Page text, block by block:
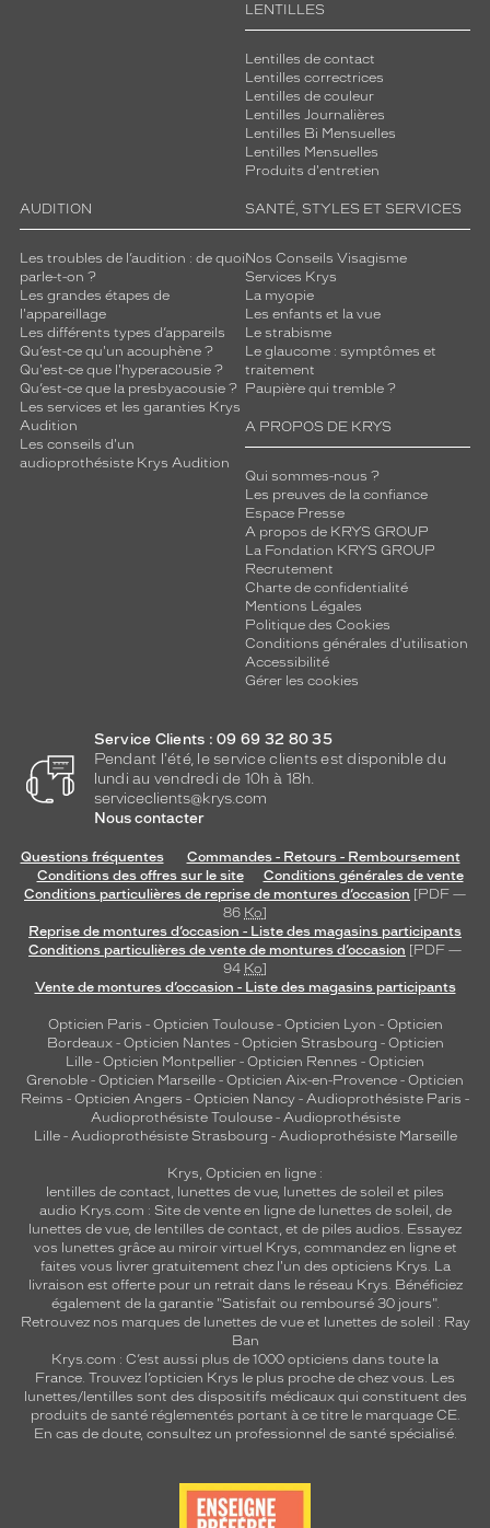
LENTILLES
Lentilles de contact
Lentilles correctrices
Lentilles de couleur
Lentilles Journalières
Lentilles Bi Mensuelles
Lentilles Mensuelles
Produits d'entretien
AUDITION
Les troubles de l’audition : de quoi
parle-t-on ?
Les grandes étapes de
l'appareillage
Les différents types d’appareils
Qu’est-ce qu'un acouphène ?
Qu'est-ce que l'hyperacousie ?
Qu’est-ce que la presbyacousie ?
Les services et les garanties Krys
Audition
Les conseils d'un
audioprothésiste Krys Audition
SANTÉ, STYLES ET SERVICES
Nos Conseils Visagisme
Services Krys
La myopie
Les enfants et la vue
Le strabisme
Le glaucome : symptômes et
traitement
Paupière qui tremble ?
A PROPOS DE KRYS
Qui sommes-nous ?
Les preuves de la confiance
Espace Presse
A propos de KRYS GROUP
La Fondation KRYS GROUP
Recrutement
Charte de confidentialité
Mentions Légales
Politique des Cookies
Conditions générales d'utilisation
Accessibilité
Gérer les cookies
Service Clients : 09 69 32 80 35
Pendant l'été, le service clients est disponible du
lundi au vendredi de 10h à 18h.
serviceclients@krys.com
Nous contacter
Questions fréquentes
Commandes - Retours - Remboursement
Conditions des offres sur le site
Conditions générales de vente
Conditions particulières de reprise de montures d’occasion [PDF —
86 Ko]
Reprise de montures d’occasion - Liste des magasins participants
Conditions particulières de vente de montures d’occasion [PDF —
94 Ko]
Vente de montures d’occasion - Liste des magasins participants
Opticien Paris - Opticien Toulouse- Opticien Lyon - Opticien
Bordeaux- Opticien Nantes - Opticien Strasbourg - Opticien
Lille - Opticien Montpellier - Opticien Rennes - Opticien
Grenoble - Opticien Marseille - Opticien Aix-en-Provence - Opticien
Reims - Opticien Angers - Opticien Nancy - Audioprothésiste Paris -
Audioprothésiste Toulouse- Audioprothésiste
Lille- Audioprothésiste Strasbourg - Audioprothésiste Marseille
Krys, Opticien en ligne :
lentilles de contact lunettes de vue, lunettes de soleil et piles
audio Krys.com : Site de vente en ligne de lunettes de soleil, de
lunettes de vue, de lentilles de contact , et de piles audios. Essayez
vos lunettes grâce au miroir virtuel Krys, commandez en ligne et
faites vous livrer gratuitement chez l'un des opticiens Krys. La
livraison est offerte pour un retrait dans le réseau Krys. Bénéficiez
également de la garantie "Satisfait ou remboursé 30 jours".
Retrouvez nos marques de lunettes de vue et lunettes de soleil : Ray
Ban
Krys.com : C’est aussi plus de 1000 opticiens dans toute la
France. Trouvez l’opticien Krys le plus proche de chez vous . Les
lunettes/lentilles sont des dispositifs médicaux qui constituent des
produits de santé réglementés portant à ce titre le marquage CE.
En cas de doute, consultez un professionnel de santé spécialisé.